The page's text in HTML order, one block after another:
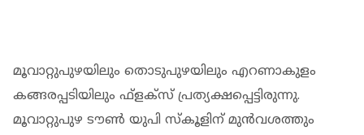
മൂവാറ്റുപുഴയിലും തൊടുപുഴയിലും എറണാകുളം
കങ്ങരപ്പടിയിലും ഫ്‌ളക്‌സ് പ്രത്യക്ഷപ്പെട്ടിരുന്നു.
മൂവാറ്റുപുഴ ടൗൺ യുപി സ്കൂളിന് മുൻവശത്തും